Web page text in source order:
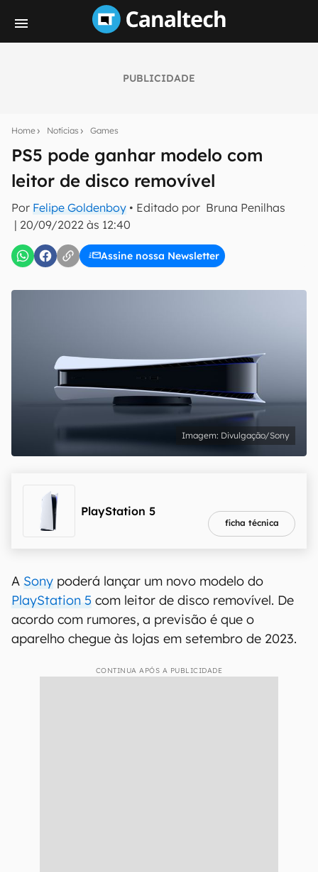
PUBLICIDADE
Home Notícias Games
PS5 pode ganhar modelo com
leitor de disco removível
Por Felipe Goldenboy • Editado por Bruna Penilhas
| 20/09/2022 às 12:40
Assine nossa Newsletter
notícias e reviews sobre tecnologia em primeira
mão.
E-mail
Divulgação/Sony
PlayStation 5
ficha técnica
A Sony poderá lançar um novo modelo do
PlayStation 5 com leitor de disco removível. De
acordo com rumores, a previsão é que o
aparelho chegue às lojas em setembro de 2023.
CONTINUA APÓS A PUBLICIDADE